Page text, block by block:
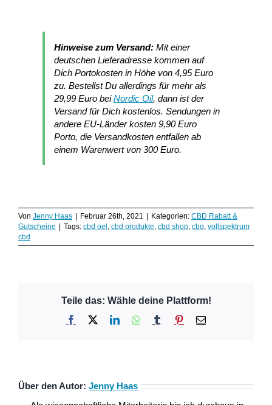
Hinweise zum Versand:Mit einer
deutschen Lieferadresse kommen auf
Dich Portokosten in Höhe von 4,95 Euro
zu. Bestellst Du allerdings für mehr als
29,99 Euro beiNordic Oil, dann ist der
Versand für Dich kostenlos. Sendungen in
andere EU-Länder kosten 9,90 Euro
Porto, die Versandkosten entfallen ab
einem Warenwert von 300 Euro.
Von Jenny Haas Februar 26th, 2021 Kategorien: CBD Rabatt &
Gutscheine
Tags: cbd oel , cbd produkte, cbd shop, cbg, vollspektrum
cbd
Teile das: Wähle deine Plattform!
Facebook LinkedInWhatsApp
Tumblr Pinterest
E-
Über den Autor: Jenny Haas